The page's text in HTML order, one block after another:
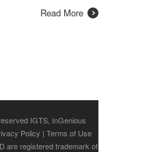
Read More
IGTS, InGenious
Policy | Terms of Use
registered trademark of